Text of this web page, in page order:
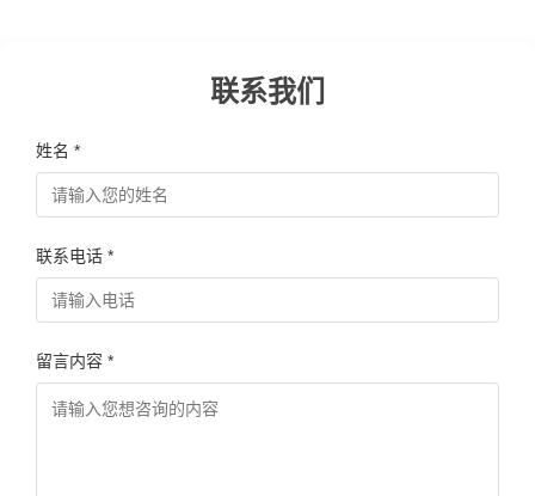
联系我们
姓名 *
联系电话 *
留言内容 *